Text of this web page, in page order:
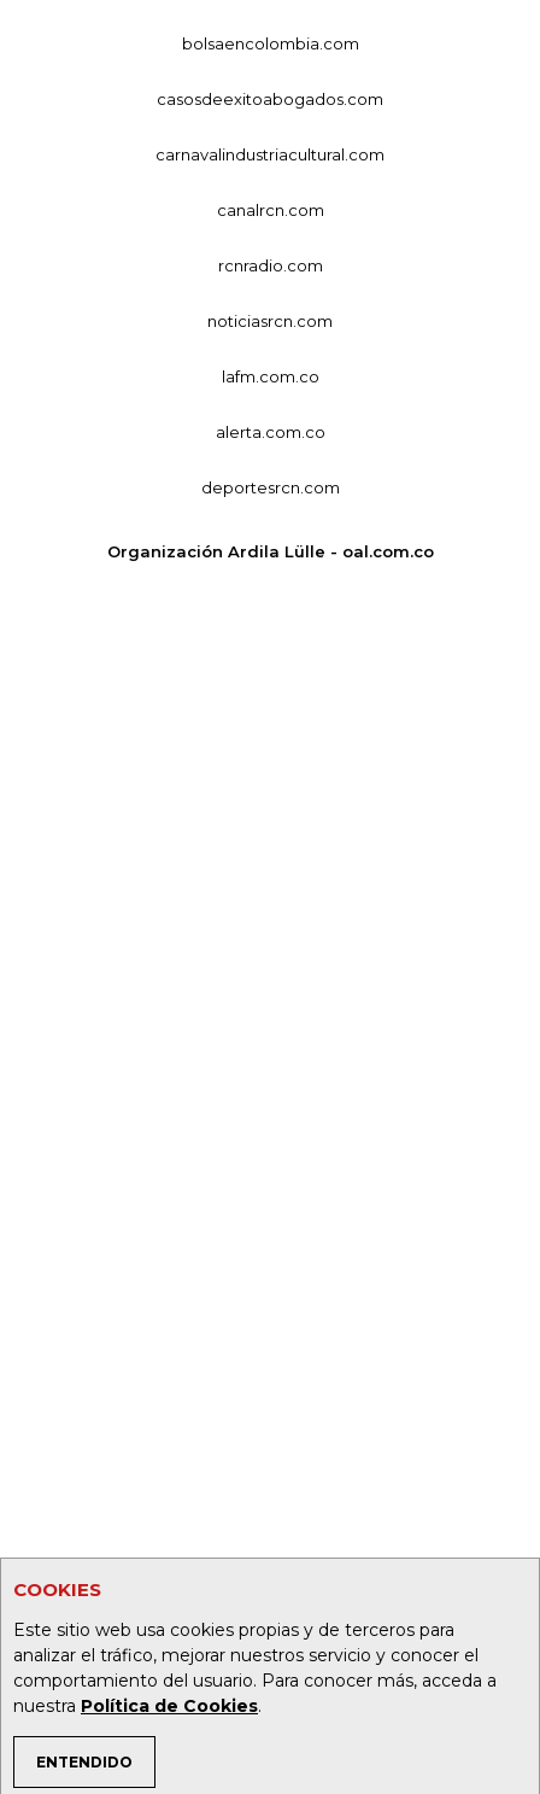
COOKIES
Este sitio web usa cookies propias y de terceros para
analizar el tráfico, mejorar nuestros servicio y conocer el
comportamiento del usuario. Para conocer más, acceda a
nuestra Política de Cookies.
ENTENDIDO
TEMAS DE INTERÉS
bolsaencolombia.com
casosdeexitoabogados.com
carnavalindustriacultural.com
canalrcn.com
rcnradio.com
noticiasrcn.com
lafm.com.co
alerta.com.co
deportesrcn.com
Organización Ardila Lülle - oal.com.co